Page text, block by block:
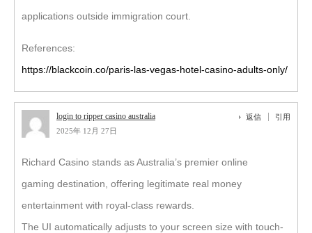
applications outside immigration court.
References:
https://blackcoin.co/paris-las-vegas-hotel-casino-adults-only/
login to ripper casino australia
2025年 12月 27日
返信 引用
Richard Casino stands as Australia’s premier online
gaming destination, offering legitimate real money
entertainment with royal-class rewards.
The UI automatically adjusts to your screen size with touch-